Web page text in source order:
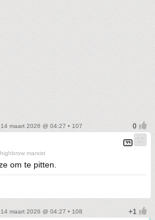
maart 2026 @ 04:27 • 107
highbrow marxist
om te pitten.
maart 2026 @ 04:27 • 108